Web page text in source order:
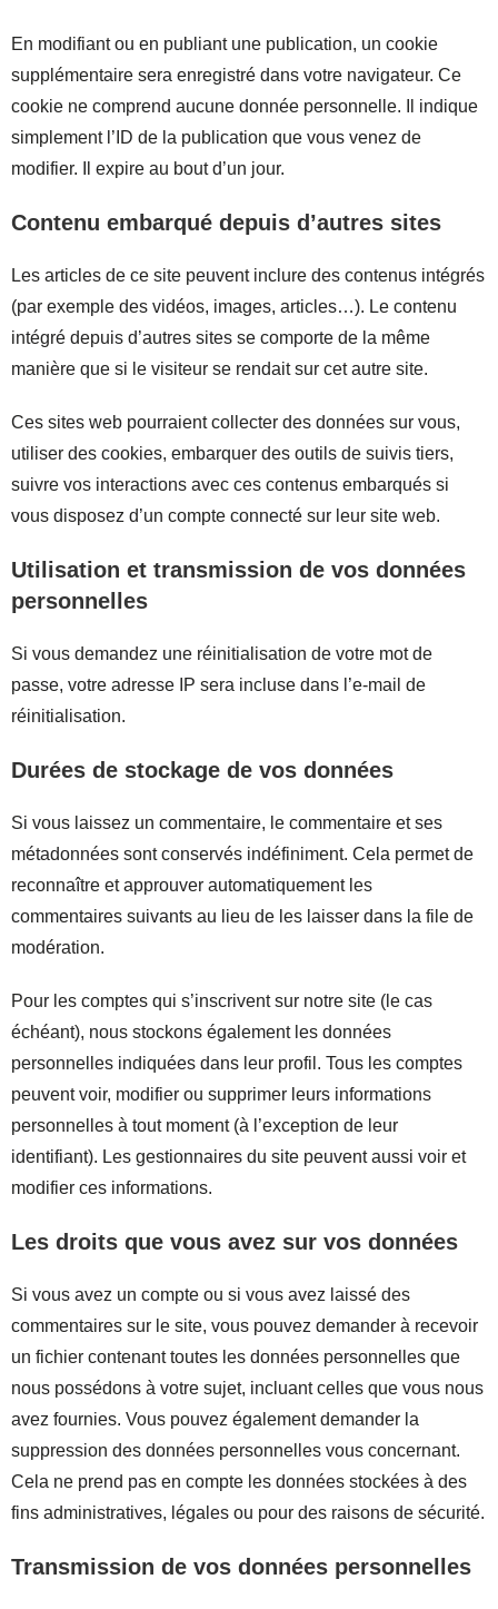
En modifiant ou en publiant une publication, un cookie
supplémentaire sera enregistré dans votre navigateur. Ce
cookie ne comprend aucune donnée personnelle. Il indique
simplement l’ID de la publication que vous venez de
modifier. Il expire au bout d’un jour.
Contenu embarqué depuis d’autres sites
Les articles de ce site peuvent inclure des contenus intégrés
(par exemple des vidéos, images, articles…). Le contenu
intégré depuis d’autres sites se comporte de la même
manière que si le visiteur se rendait sur cet autre site.
Ces sites web pourraient collecter des données sur vous,
utiliser des cookies, embarquer des outils de suivis tiers,
suivre vos interactions avec ces contenus embarqués si
vous disposez d’un compte connecté sur leur site web.
Utilisation et transmission de vos données
personnelles
Si vous demandez une réinitialisation de votre mot de
passe, votre adresse IP sera incluse dans l’e-mail de
réinitialisation.
Durées de stockage de vos données
Si vous laissez un commentaire, le commentaire et ses
métadonnées sont conservés indéfiniment. Cela permet de
reconnaître et approuver automatiquement les
commentaires suivants au lieu de les laisser dans la file de
modération.
Pour les comptes qui s’inscrivent sur notre site (le cas
échéant), nous stockons également les données
personnelles indiquées dans leur profil. Tous les comptes
peuvent voir, modifier ou supprimer leurs informations
personnelles à tout moment (à l’exception de leur
identifiant). Les gestionnaires du site peuvent aussi voir et
modifier ces informations.
Les droits que vous avez sur vos données
Si vous avez un compte ou si vous avez laissé des
commentaires sur le site, vous pouvez demander à recevoir
un fichier contenant toutes les données personnelles que
nous possédons à votre sujet, incluant celles que vous nous
avez fournies. Vous pouvez également demander la
suppression des données personnelles vous concernant.
Cela ne prend pas en compte les données stockées à des
fins administratives, légales ou pour des raisons de sécurité.
Transmission de vos données personnelles